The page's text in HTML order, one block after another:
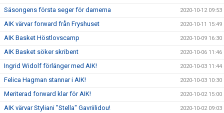
Säsongens första seger för damerna 2020-10-12 09:53
AIK värvar forward från Fryshuset 2020-10-11 15:49
AIK Basket Höstlovscamp 2020-10-09 16:30
AIK Basket söker skribent 2020-10-06 11:46
Ingrid Widolf förlänger med AIK! 2020-10-03 11:44
Felica Hagman stannar i AIK! 2020-10-03 10:30
Meriterad forward klar för AIK! 2020-10-02 15:00
AIK värvar Styliani "Stella" Gavriilidou! 2020-10-02 09:03